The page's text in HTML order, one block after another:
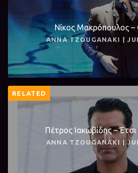
Νίκος Μακρόπουλος –
ANNA TZOUGANAKI |
RELATED
Πέτρος Ιακωβίδης – Έτσι
ANNA TZOUGANAKI |